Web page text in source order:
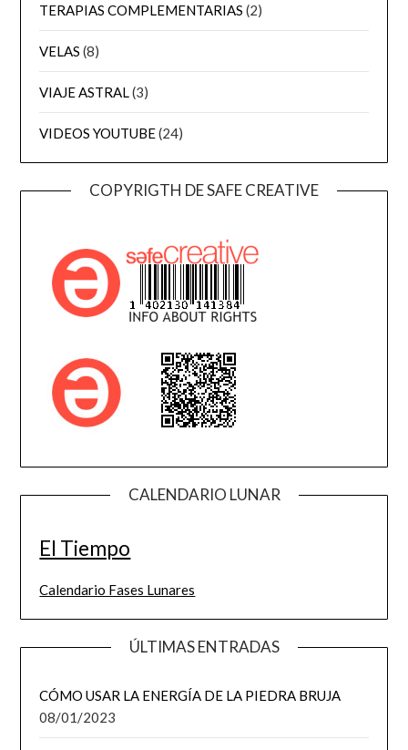
TERAPIAS COMPLEMENTARIAS (2)
VELAS (8)
VIAJE ASTRAL(3)
VIDEOS YOUTUBE(24)
COPYRIGTH DE SAFE CREATIVE
CALENDARIO LUNAR
El Tiempo
Calendario Fases Lunares
ÚLTIMAS ENTRADAS
CÓMO USAR LA ENERGÍA DE LA PIEDRA BRUJA
08/01/2023